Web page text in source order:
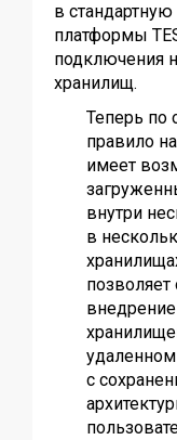
в
платформы
подключения
хранилищ.
Теперь по
правило
имеет
внутри
в
позволяет
с